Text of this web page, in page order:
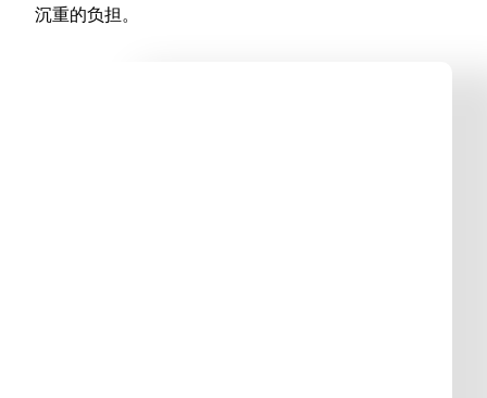
沉重的负担。